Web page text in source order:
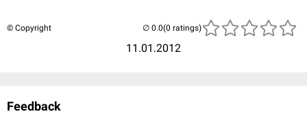
© Copyright
11.01.2012
(0 ratings)
Feedback